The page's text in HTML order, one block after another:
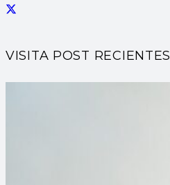
VISITA POST RECIENTES